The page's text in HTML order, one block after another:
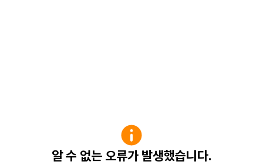
알 수 없는 오류가 발생했습니다.